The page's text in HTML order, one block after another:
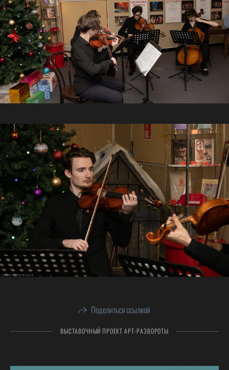
Поделиться ссылкой
ВЫСТАВОЧНЫЙ ПРОЕКТ АРТ-РАЗВОРОТЫ